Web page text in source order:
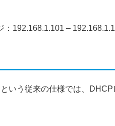
192.168.1.101 –
いう従来の仕様では、DHCP